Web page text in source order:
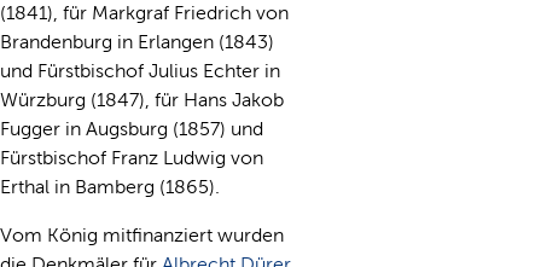
(1841), für Markgraf Friedrich von
Brandenburg in Erlangen (1843)
und Fürstbischof Julius Echter in
Würzburg (1847), für Hans Jakob
Fugger in Augsburg (1857) und
Fürstbischof Franz Ludwig von
Erthal in Bamberg (1865).
Vom König mitfinanziert wurden